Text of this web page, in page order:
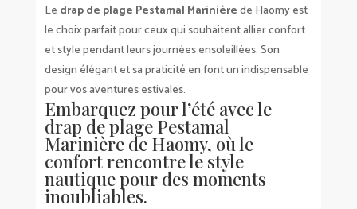
Le drap de plage Pestamal Marinièrede Haomy est
le choix parfait pour ceux qui souhaitent allier confort
et style pendant leurs journées ensoleillées. Son
design élégant et sa praticité en font un indispensable
pour vos aventures estivales.
Embarquez pour l’été avec le
drap de plage Pestamal
Marinière de Haomy, où le
confort rencontre le style
nautique pour des moments
inoubliables.